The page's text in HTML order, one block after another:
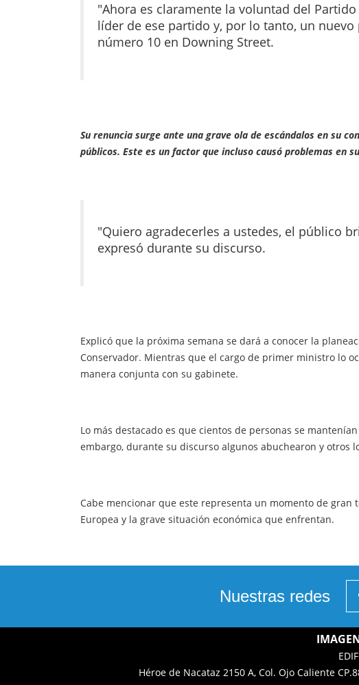
"Ahora es claramente la voluntad del
líder de ese partido y, por lo tanto, un
número 10 en Downing Street.
Su renuncia surge ante una grave ola de escándalos en su
públicos. Este es un factor que incluso causó problemas en
"Quiero agradecerles a ustedes, el público
expresó durante su discurso.
Explicó que la próxima semana se dará a conocer la
Conservador. Mientras que el cargo de primer ministro lo
manera conjunta con su gabinete.
Lo más destacado es que cientos de personas se
embargo, durante su discurso algunos abuchearon y otros
Cabe mencionar que este representa un momento de
Europea y la grave situación económica que enfrentan.
Nuestras redes
Héroe de Nacataz 2150 A, Col. Ojo Caliente